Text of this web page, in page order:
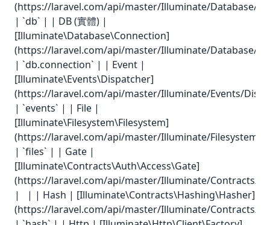
(https://laravel.com/api/master/Illuminate/Database/
| `db` | | DB (實體) |
[Illuminate\Database\Connection]
(https://laravel.com/api/master/Illuminate/Database/
| `db.connection` | | Event |
[Illuminate\Events\Dispatcher]
(https://laravel.com/api/master/Illuminate/Events/
| `events` | | File |
[Illuminate\Filesystem\Filesystem]
(https://laravel.com/api/master/Illuminate/Filesystem/
| `files` | | Gate |
[Illuminate\Contracts\Auth\Access\Gate]
(https://laravel.com/api/master/Illuminate/Contracts/
| | | Hash | [Illuminate\Contracts\Hashing\Hasher]
(https://laravel.com/api/master/Illuminate/Contracts/